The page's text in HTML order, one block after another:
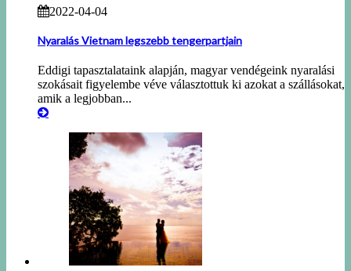
2022-04-04
Nyaralás Vietnam legszebb tengerpartjain
Eddigi tapasztalataink alapján, magyar vendégeink nyaralási
szokásait figyelembe véve választottuk ki azokat a szállásokat,
amik a legjobban...